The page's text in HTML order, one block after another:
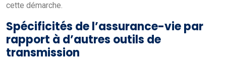
cette démarche.
Spécificités de l’assurance-vie par
rapport à d’autres outils de
transmission